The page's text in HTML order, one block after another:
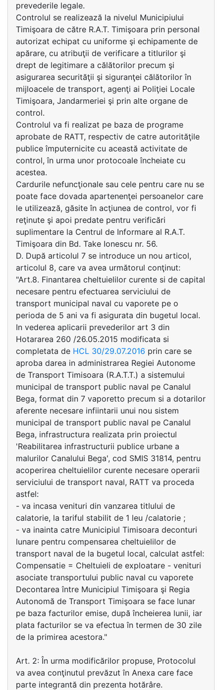
prevederile legale.
Controlul se realizează la nivelul Municipiului
Timişoara de către R.A.T. Timişoara prin personal
autorizat echipat cu uniforme şi echipamente de
apărare, cu atribuţii de verificare a titlurilor şi
drept de legitimare a călătorilor precum şi
asigurarea securităţii şi siguranţei călătorilor în
mijloacele de transport, agenţi ai Poliţiei Locale
Timişoara, Jandarmeriei şi prin alte organe de
control.
Controlul va fi realizat pe baza de programe
aprobate de RATT, respectiv de catre autorităţile
publice împuternicite cu această activitate de
control, în urma unor protocoale încheiate cu
acestea.
Cardurile nefuncţionale sau cele pentru care nu se
poate face dovada apartenenţei persoanelor care
le utilizează, găsite în acţiunea de control, vor fi
reţinute şi apoi predate pentru verificări
suplimentare la Centrul de Informare al R.A.T.
Timişoara din Bd. Take Ionescu nr. 56.
D. După articolul 7 se introduce un nou articol,
articolul 8, care va avea următorul conţinut:
"Art.8. Finantarea cheltuielilor curente si de capital
necesare pentru efectuarea serviciului de
transport municipal naval cu vaporete pe o
perioda de 5 ani va fi asigurata din bugetul local.
In vederea aplicarii prevederilor art 3 din
Hotararea 260 /26.05.2015 modificata si
completata de HCL 30/29.07.2016 prin care se
aproba darea in administrarea Regiei Autonome
de Transport Timisoara (R.A.T.T.) a sistemului
municipal de transport public naval pe Canalul
Bega, format din 7 vaporetto precum si a dotarilor
aferente necesare infiintarii unui nou sistem
municipal de transport public naval pe Canalul
Bega, infrastructura realizata prin proiectul
'Reabilitarea infrastructurii publice urbane a
malurilor Canalului Bega', cod SMIS 31814, pentru
acoperirea cheltuielilor curente necesare operarii
serviciului de transport naval, RATT va proceda
astfel:
- va incasa venituri din vanzarea titlului de
calatorie, la tariful stabilit de 1 leu /calatorie ;
- va inainta catre Municipiul Timisoara deconturi
lunare pentru compensarea cheltuielilor de
transport naval de la bugetul local, calculat astfel:
Compensatie = Cheltuieli de exploatare - venituri
asociate transportului public naval cu vaporete
Decontarea între Municipiul Timişoara şi Regia
Autonomă de Transport Timişoara se face lunar
pe baza facturilor emise, după încheierea lunii, iar
plata facturilor se va efectua în termen de 30 zile
de la primirea acestora."
Art. 2: În urma modificărilor propuse, Protocolul
va avea conţinutul prevăzut în Anexa care face
parte integrantă din prezenta hotărâre.